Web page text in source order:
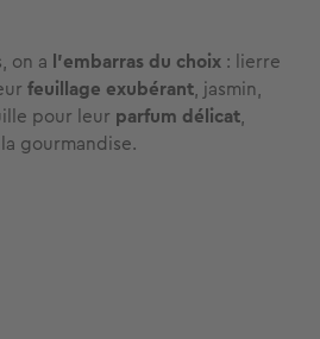
on a l’embarras du choix : lierre
feuillage exubérant, jasmin,
pour leur parfum délicat,
gourmandise.